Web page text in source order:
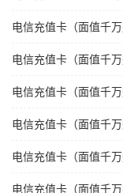
电信充值卡（面值千
电信充值卡（面值千
电信充值卡（面值千
电信充值卡（面值千
电信充值卡（面值千
电信充值卡（面值千